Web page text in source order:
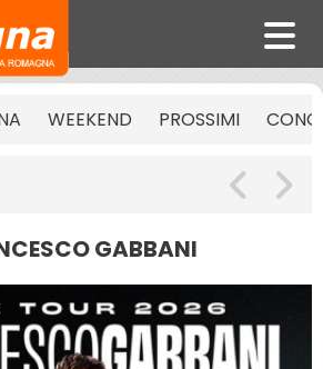
WEEKEND PROSSIMI
GABBANI